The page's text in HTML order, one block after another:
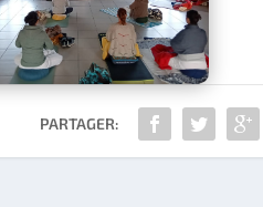
PARTAGER: